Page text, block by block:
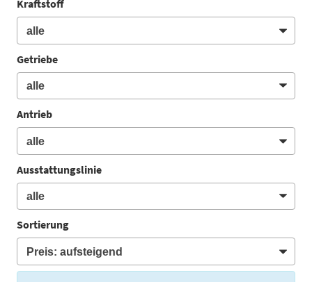
Kraftstoff
Getriebe
Antrieb
Ausstattungslinie
Sortierung